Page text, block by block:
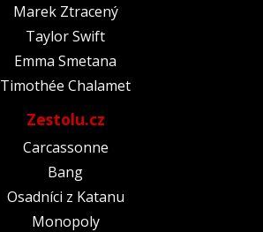
Marek Ztracený
Taylor Swift
Emma Smetana
Timothée Chalamet
Zestolu.cz
Carcassonne
Bang
Osadníci z Katanu
Monopoly